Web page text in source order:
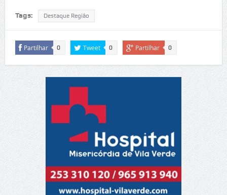
Tags: Destaque Região
Partilhar 0 Tweet 0 Partilhar 0